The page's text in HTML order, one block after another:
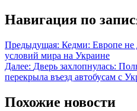
Навигация по
Предыдущая: Кедми: Европе не
условий мира на Украине
Далее: Дверь захлопнулась:
перекрыла въезд автобусам с
Похожие новости